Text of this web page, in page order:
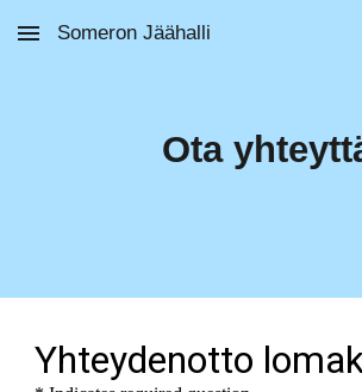
Skip to main content
Someron Jäähalli
Ota